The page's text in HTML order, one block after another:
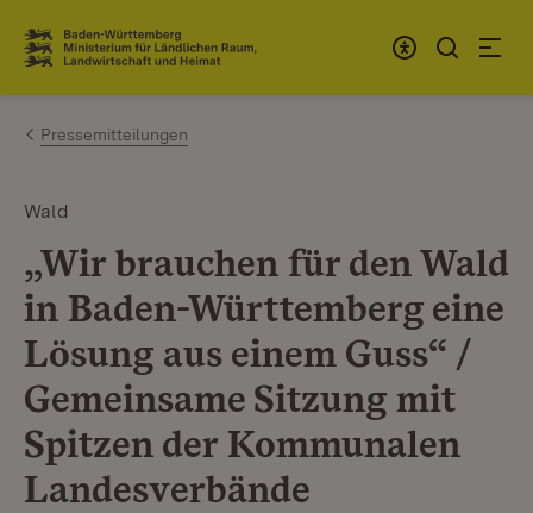
Zum Inhalt springen
Link zur Startseite
Pressemitteilungen
Wald
„Wir brauchen für den Wald
in Baden-Württemberg eine
Lösung aus einem Guss“ /
Gemeinsame Sitzung mit
Spitzen der Kommunalen
Landesverbände